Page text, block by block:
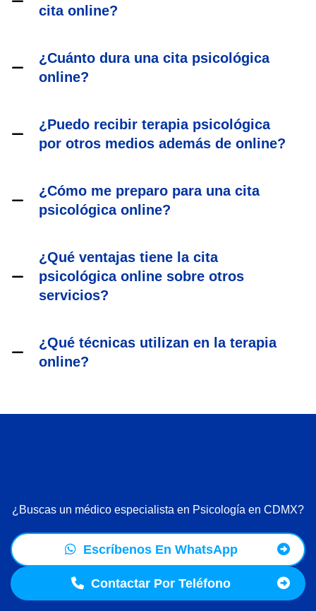
cita online?
¿Cuánto dura una cita psicológica
online?
¿Puedo recibir terapia psicológica
por otros medios además de online?
¿Cómo me preparo para una cita
psicológica online?
¿Qué ventajas tiene la cita
psicológica online sobre otros
servicios?
¿Qué técnicas utilizan en la terapia
online?
¿Buscas un médico especialista en Psicología en CDMX?
Escríbenos En WhatsApp
Contactar Por Teléfono